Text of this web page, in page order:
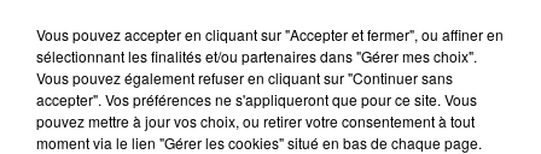
Vous pouvez accepter en cliquant sur "Accepter et fermer", ou affiner en
sélectionnant les finalités et/ou partenaires dans "Gérer mes choix".
Vous pouvez également refuser en cliquant sur "Continuer sans
accepter". Vos préférences ne s'appliqueront que pour ce site. Vous
pouvez mettre à jour vos choix, ou retirer votre consentement à tout
moment via le lien "Gérer les cookies" situé en bas de chaque page.